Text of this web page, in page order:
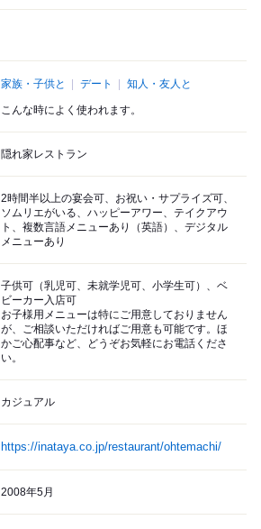
家族・子供と デート 知人・友人と
こんな時によく使われます。
隠れ家レストラン
2時間半以上の宴会可、お祝い・サプライズ可、
ソムリエがいる、ハッピーアワー、テイクアウ
ト、複数言語メニューあり（英語）、デジタル
メニューあり
子供可（乳児可、未就学児可、小学生可）、ベ
ビーカー入店可
お子様用メニューは特にご用意しておりません
が、ご相談いただければご用意も可能です。ほ
かご心配事など、どうぞお気軽にお電話くださ
い。
カジュアル
https://inataya.co.jp/restaurant/ohtemachi/
2008年5月